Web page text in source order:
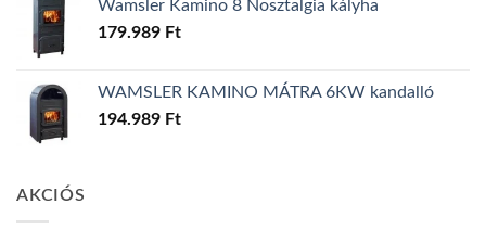
Wamsler Kamino 8 Nosztalgia kályha
179.989 Ft
WAMSLER KAMINO MÁTRA 6KW kandalló
194.989 Ft
AKCIÓS